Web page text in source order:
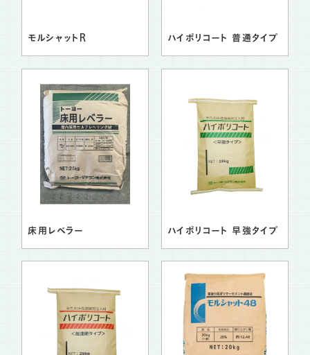
モルシャットR ハイポリコート 普通タイプ
床用レベラー ハイポリコート 早強タイプ